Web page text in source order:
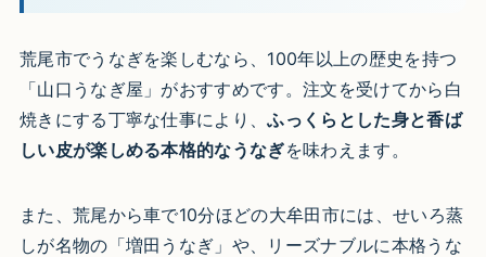
荒尾市でうなぎを楽しむなら、100年以上の歴史を持つ
「山口うなぎ屋」がおすすめです。注文を受けてから白
焼きにする丁寧な仕事により、ふっくらとした身と香ば
しい皮が楽しめる本格的なうなぎを味わえます。
また、荒尾から車で10分ほどの大牟田市には、せいろ蒸
しが名物の「増田うなぎ」や、リーズナブルに本格うな